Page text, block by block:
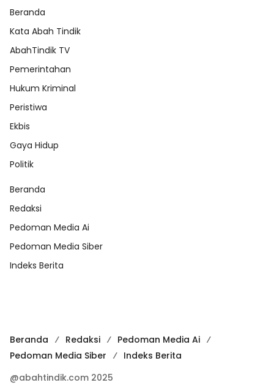
Beranda
Kata Abah Tindik
AbahTindik TV
Pemerintahan
Hukum Kriminal
Peristiwa
Ekbis
Gaya Hidup
Politik
Beranda
Redaksi
Pedoman Media Ai
Pedoman Media Siber
Indeks Berita
Beranda Redaksi
Pedoman Media Ai
Pedoman Media Siber
Indeks Berita
@abahtindik.com 2025